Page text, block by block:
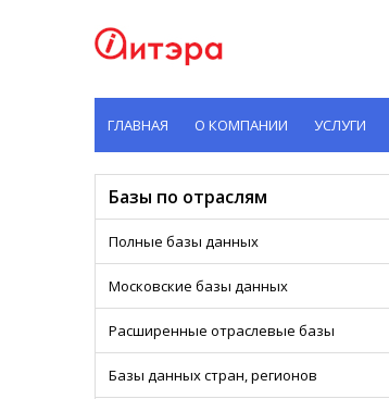
ГЛАВНАЯ О КОМПАНИИ УСЛУГИ
Базы по отраслям
Полные базы данных
Московские базы данных
Расширенные отраслевые базы
Базы данных стран, регионов